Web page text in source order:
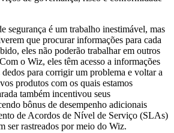
segurança é um trabalho inestimável, mas
que procurar informações para cada
eles não poderão trabalhar em outros
o Wiz, eles têm acesso a informações
dedos para corrigir um problema e voltar a
produtos com os quais estamos
também incentivou seus
bônus de desempenho adicionais
de Acordos de Nível de Serviço (SLAs)
ser rastreados por meio do Wiz.